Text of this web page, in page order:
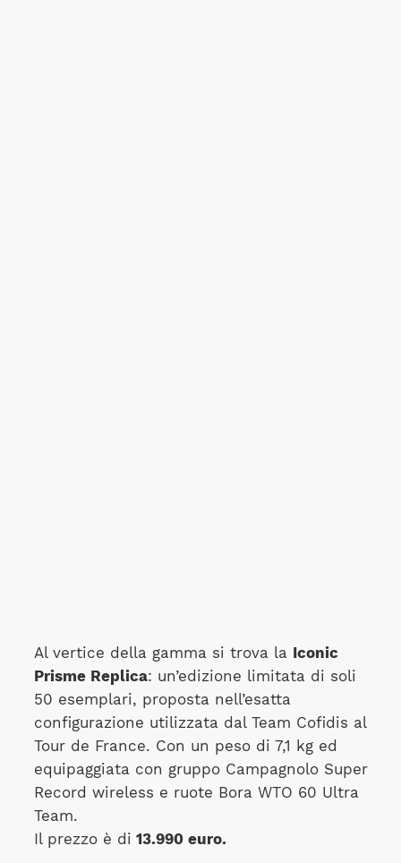
Al vertice della gamma si trova la Iconic
Prisme Replica: un’edizione limitata di soli
50 esemplari, proposta nell’esatta
configurazione utilizzata dal Team Cofidis al
Tour de France. Con un peso di 7,1 kg ed
equipaggiata con gruppo Campagnolo Super
Record wireless e ruote Bora WTO 60 Ultra
Team.
Il prezzo è di 13.990 euro.